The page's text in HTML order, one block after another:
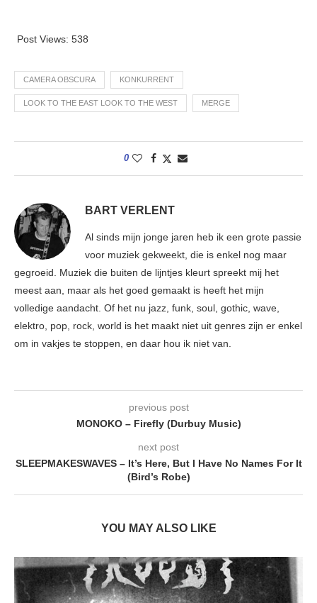
Post Views: 538
CAMERA OBSCURA KONKURRENT
LOOK TO THE EAST LOOK TO THE WEST MERGE
0
BART VERLENT
Al sinds mijn jonge jaren heb ik een grote passie
voor muziek gekweekt, die is enkel nog maar
gegroeid. Muziek die buiten de lijntjes kleurt spreekt mij het
meest aan, maar als het goed gemaakt is heeft het mijn
volledige aandacht. Of het nu jazz, funk, soul, gothic, wave,
elektro, pop, rock, world is het maakt niet uit genres zijn er enkel
om in vakjes te stoppen, en daar hou ik niet van.
previous post
MONOKO – Firefly (Durbuy Music)
next post
SLEEPMAKESWAVES – It’s Here, But I Have No Names For It
(Bird’s Robe)
YOU MAY ALSO LIKE